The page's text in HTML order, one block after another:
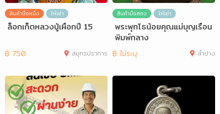
สินค้ามือหนึ่ง ให้เช่า
ล็อกเก็ตหลวงปู่เผือกปี 15
฿ 750 สมุทรปราการ
สินค้ามือสอง ให้เช่า
พระพุทโธน้อยคุณแม่บุญเรือน
พิมพ์กลาง
฿ ไม่ระบุ ลำปาง